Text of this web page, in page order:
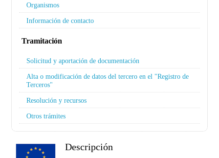
Organismos
Información de contacto
Tramitación
Solicitud y aportación de documentación
Alta o modificación de datos del tercero en el "Registro de
Terceros"
Resolución y recursos
Otros trámites
Descripción